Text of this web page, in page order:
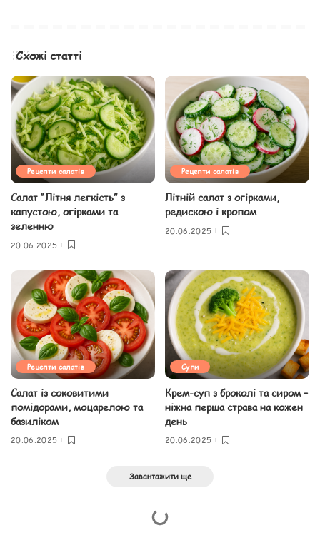
Схожі статті
Рецепти салатів
Салат “Літня легкість” з
капустою, огірками та
зеленню
20.06.2025
Рецепти салатів
Літній салат з огірками,
редискою і кропом
20.06.2025
Рецепти салатів
Салат із соковитими
помідорами, моцарелою та
базиліком
20.06.2025
Супи
Крем-суп з броколі та сиром –
ніжна перша страва на кожен
день
20.06.2025
Завантажити ще